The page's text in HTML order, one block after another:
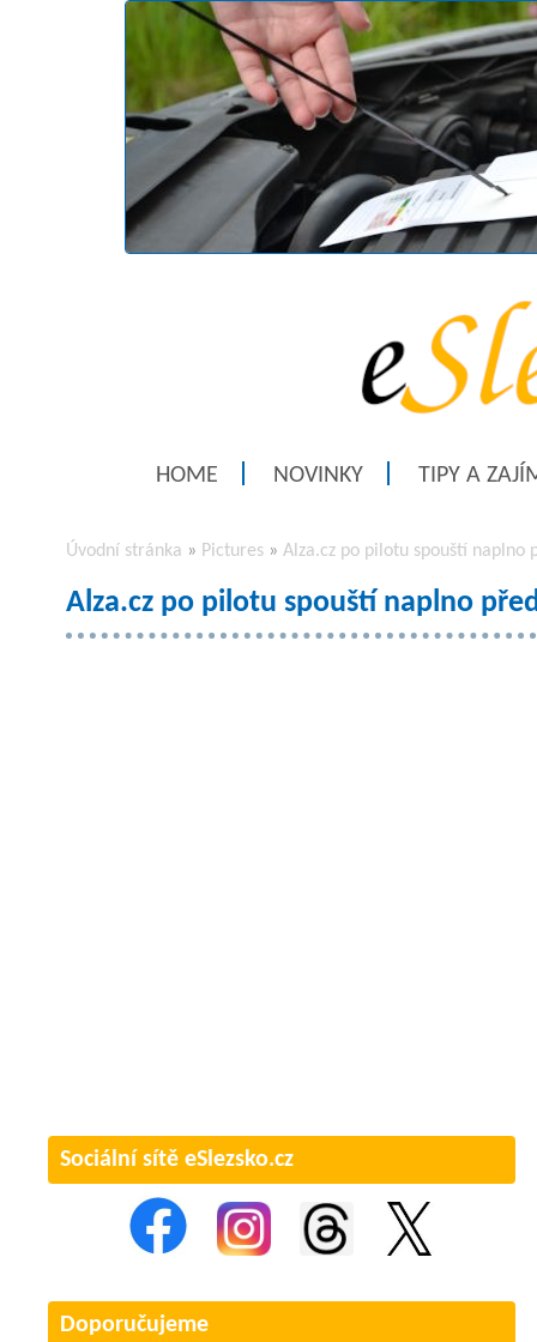
HOME NOVINKY TIPY A
Úvodní stránka » Pictures » Alza.cz po pilotu spouští naplno
Alza.cz po pilotu spouští naplno
Sociální sítě eSlezsko.cz
Doporučujeme